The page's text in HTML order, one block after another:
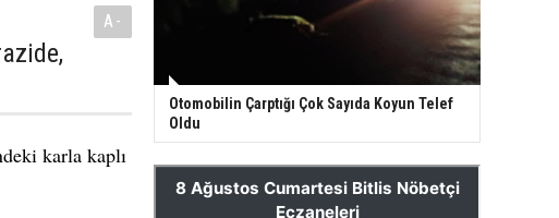
A-
karla kaplı
Otomobilin Çarptığı Çok Sayıda Koyun Telef
Oldu